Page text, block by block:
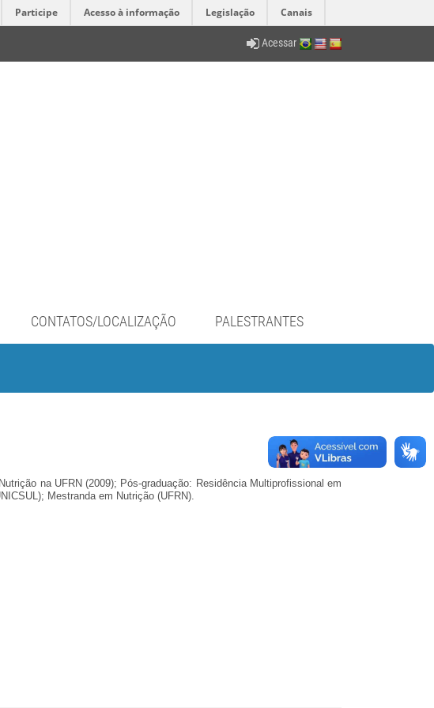
Participe Acesso à informação Legislação Canais
Acessar
CONTATOS/LOCALIZAÇÃO PALESTRANTES
na UFRN (2009); Pós-graduação: Residência Multiprofissional em
Mestranda em Nutrição (UFRN).